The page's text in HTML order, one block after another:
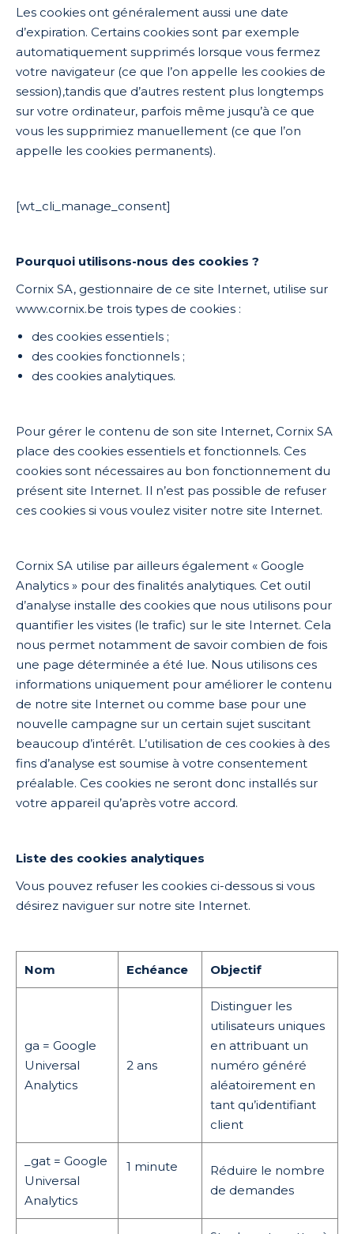
Les cookies ont généralement aussi une date
d’expiration. Certains cookies sont par exemple
automatiquement supprimés lorsque vous fermez
votre navigateur (ce que l’on appelle les cookies de
session),tandis que d’autres restent plus longtemps
sur votre ordinateur, parfois même jusqu’à ce que
vous les supprimiez manuellement (ce que l’on
appelle les cookies permanents).
[wt_cli_manage_consent]
Pourquoi utilisons-nous des cookies ?
Cornix SA, gestionnaire de ce site Internet, utilise sur
www.cornix.be trois types de cookies :
des cookies essentiels ;
des cookies fonctionnels ;
des cookies analytiques.
Pour gérer le contenu de son site Internet, Cornix SA
place des cookies essentiels et fonctionnels. Ces
cookies sont nécessaires au bon fonctionnement du
présent site Internet. Il n’est pas possible de refuser
ces cookies si vous voulez visiter notre site Internet.
Cornix SA utilise par ailleurs également « Google
Analytics » pour des finalités analytiques. Cet outil
d’analyse installe des cookies que nous utilisons pour
quantifier les visites (le trafic) sur le site Internet. Cela
nous permet notamment de savoir combien de fois
une page déterminée a été lue. Nous utilisons ces
informations uniquement pour améliorer le contenu
de notre site Internet ou comme base pour une
nouvelle campagne sur un certain sujet suscitant
beaucoup d’intérêt. L’utilisation de ces cookies à des
fins d’analyse est soumise à votre consentement
préalable. Ces cookies ne seront donc installés sur
votre appareil qu’après votre accord.
Liste des cookies analytiques
Vous pouvez refuser les cookies ci-dessous si vous
désirez naviguer sur notre site Internet.
Nom Echéance Objectif
ga = Google
Universal
Analytics
2 ans
Distinguer les
utilisateurs uniques
en attribuant un
numéro généré
aléatoirement en
tant qu’identifiant
client
_gat = Google
Universal
Analytics
1 minute
Réduire le nombre
de demandes